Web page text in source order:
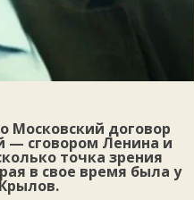
Московский договор
— сговором Ленина и
точка зрения
в свое время была у